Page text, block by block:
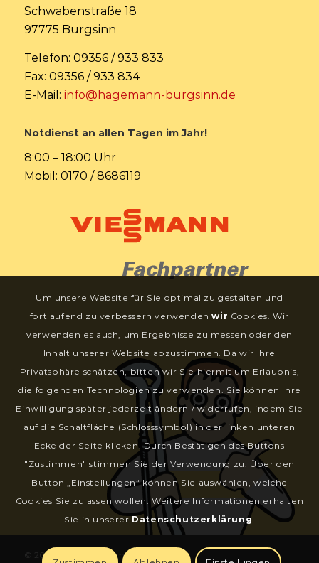
Schwabenstraße 18
97775 Burgsinn
Telefon: 09356 / 933 833
Fax: 09356 / 933 834
E-Mail: info@hagemann-burgsinn.de
Notdienst an allen Tagen im Jahr!
8:00 – 18:00 Uhr
Mobil: 0170 / 8686119
2026 Hagemann GmbH
Um unsere Website für Sie optimal zu gestalten und
fortlaufend zu verbessern verwendenwir Cookies. Wir
verwenden es auch, um Ergebnisse zu messen oder den
Inhalt unserer Website abzustimmen. Da wir Ihre
Privatsphäre schätzen, bitten wir Sie hiermit um Erlaubnis,
die folgenden Technologien zu verwenden. Sie können Ihre
Einwilligung später jederzeit ändern / widerrufen, indem Sie
auf die Schaltfläche (Schlosssymbol) in der linken unteren
Ecke der Seite klicken. Durch Bestätigen des Buttons
"Zustimmen" stimmen Sie der Verwendung zu. Über den
Button „Einstellungen“ können Sie auswählen, welche
Cookies Sie zulassen wollen. Weitere Informationen erhalten
Sie in unsererDatenschutzerklärung.